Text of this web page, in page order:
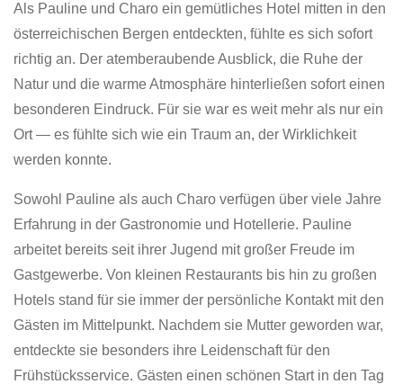
Als Pauline und Charo ein gemütliches Hotel mitten in den
österreichischen Bergen entdeckten, fühlte es sich sofort
richtig an. Der atemberaubende Ausblick, die Ruhe der
Natur und die warme Atmosphäre hinterließen sofort einen
besonderen Eindruck. Für sie war es weit mehr als nur ein
Ort — es fühlte sich wie ein Traum an, der Wirklichkeit
werden konnte.
Sowohl Pauline als auch Charo verfügen über viele Jahre
Erfahrung in der Gastronomie und Hotellerie. Pauline
arbeitet bereits seit ihrer Jugend mit großer Freude im
Gastgewerbe. Von kleinen Restaurants bis hin zu großen
Hotels stand für sie immer der persönliche Kontakt mit den
Gästen im Mittelpunkt. Nachdem sie Mutter geworden war,
entdeckte sie besonders ihre Leidenschaft für den
Frühstücksservice. Gästen einen schönen Start in den Tag